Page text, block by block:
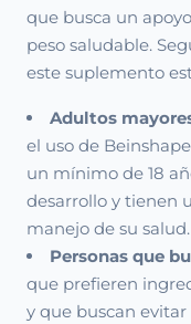
que busca un
peso saludable.
este suplemento
Adultos
el uso de
un mínimo de 18
desarrollo y tienen
manejo de su salud.
Personas que
que prefieren
y que buscan